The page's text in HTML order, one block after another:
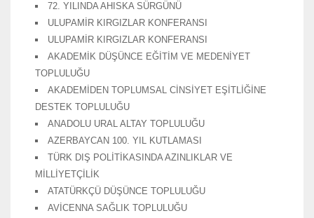
72. YILINDA AHISKA SÜRGÜNÜ
ULUPAMİR KIRGIZLAR KONFERANSI
ULUPAMİR KIRGIZLAR KONFERANSI
AKADEMİK DÜŞÜNCE EĞİTİM VE MEDENİYET
TOPLULUĞU
AKADEMİDEN TOPLUMSAL CİNSİYET EŞİTLİĞİNE
DESTEK TOPLULUĞU
ANADOLU URAL ALTAY TOPLULUĞU
AZERBAYCAN 100. YIL KUTLAMASI
TÜRK DIŞ POLİTİKASINDA AZINLIKLAR VE
MİLLİYETÇİLİK
ATATÜRKÇÜ DÜŞÜNCE TOPLULUĞU
AVİCENNA SAĞLIK TOPLULUĞU